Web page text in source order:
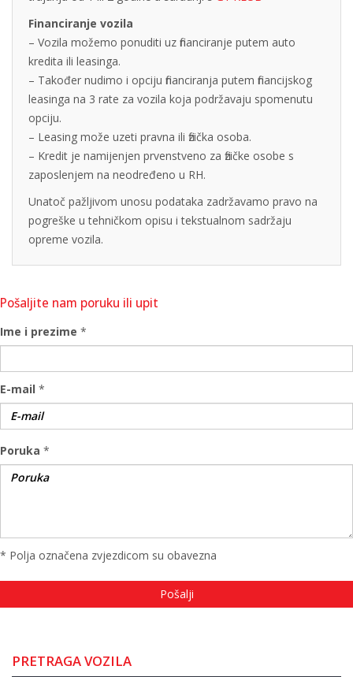
Financiranje vozila
– Vozila možemo ponuditi uz financiranje putem auto
kredita ili leasinga.
– Također nudimo i opciju financiranja putem financijskog
leasinga na 3 rate za vozila koja podržavaju spomenutu
opciju.
– Leasing može uzeti pravna ili fizička osoba.
– Kredit je namijenjen prvenstveno za fizičke osobe s
zaposlenjem na neodređeno u RH.
Unatoč pažljivom unosu podataka zadržavamo pravo na
pogreške u tehničkom opisu i tekstualnom sadržaju
opreme vozila.
Pošaljite nam poruku ili upit
Ime i prezime *
E-mail *
Poruka *
* Polja označena zvjezdicom su obavezna
PRETRAGA VOZILA